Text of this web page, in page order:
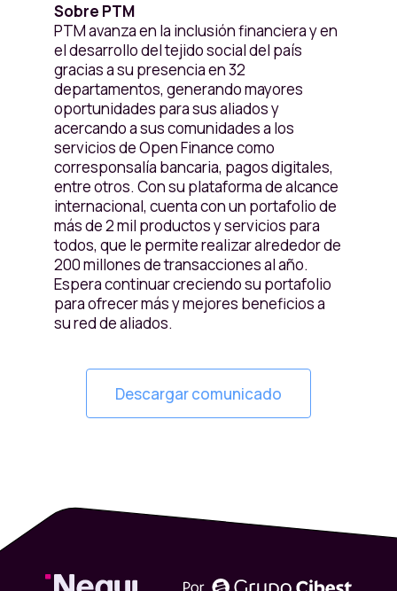
Sobre PTM
PTM avanza en la inclusión financiera y en
el desarrollo del tejido social del país
gracias a su presencia en 32
departamentos, generando mayores
oportunidades para sus aliados y
acercando a sus comunidades a los
servicios de Open Finance como
corresponsalía bancaria, pagos digitales,
entre otros. Con su plataforma de alcance
internacional, cuenta con un portafolio de
más de 2 mil productos y servicios para
todos, que le permite realizar alrededor de
200 millones de transacciones al año.
Espera continuar creciendo su portafolio
para ofrecer más y mejores beneficios a
su red de aliados.
Descargar comunicado